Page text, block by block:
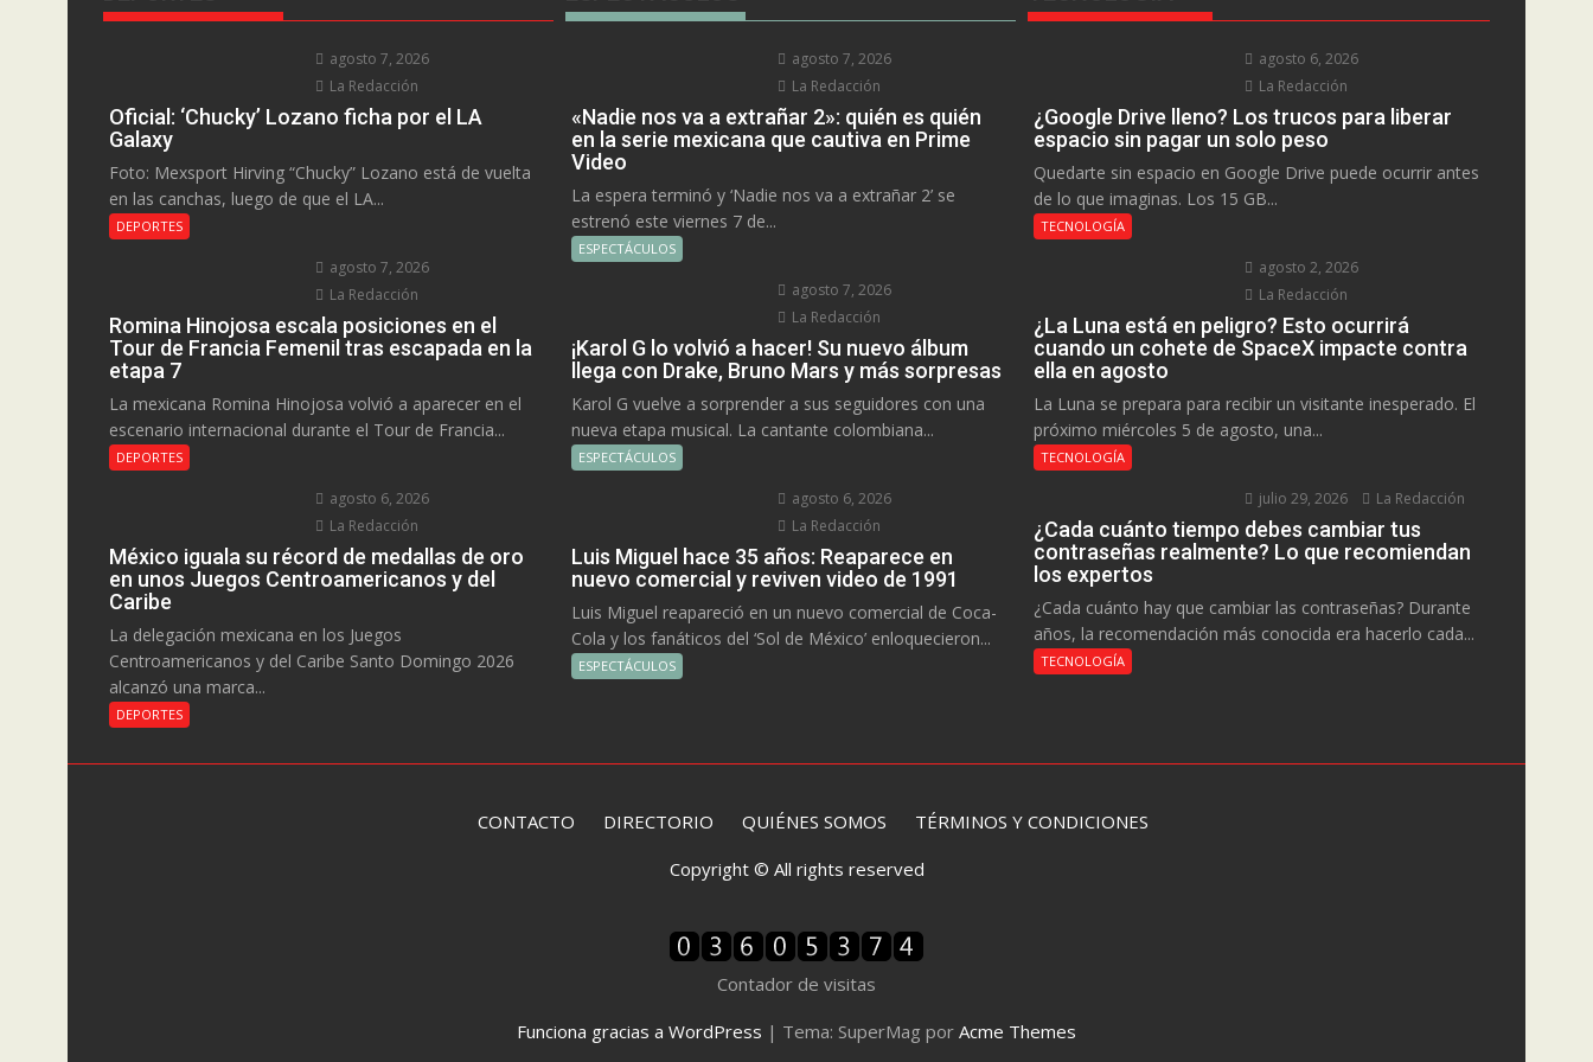
agosto 7, 2026
La Redacción
Oficial: ‘Chucky’ Lozano ficha por el LA
Galaxy
Foto: Mexsport Hirving “Chucky” Lozano está de vuelta
en las canchas, luego de que el LA...
DEPORTES
agosto 7, 2026
La Redacción
Romina Hinojosa escala posiciones en el
Tour de Francia Femenil tras escapada en la
etapa 7
La mexicana Romina Hinojosa volvió a aparecer en el
escenario internacional durante el Tour de Francia...
DEPORTES
agosto 6, 2026
La Redacción
México iguala su récord de medallas de oro
en unos Juegos Centroamericanos y del
Caribe
La delegación mexicana en los Juegos
Centroamericanos y del Caribe Santo Domingo 2026
alcanzó una marca...
DEPORTES
agosto 7, 2026
La Redacción
«Nadie nos va a extrañar 2»: quién es quién
en la serie mexicana que cautiva en Prime
Video
La espera terminó y ‘Nadie nos va a extrañar 2’ se
estrenó este viernes 7 de...
ESPECTÁCULOS
agosto 7, 2026
La Redacción
¡Karol G lo volvió a hacer! Su nuevo álbum
llega con Drake, Bruno Mars y más sorpresas
Karol G vuelve a sorprender a sus seguidores con una
nueva etapa musical. La cantante colombiana...
ESPECTÁCULOS
agosto 6, 2026
La Redacción
Luis Miguel hace 35 años: Reaparece en
nuevo comercial y reviven video de 1991
Luis Miguel reapareció en un nuevo comercial de Coca-
Cola y los fanáticos del ‘Sol de México’ enloquecieron...
ESPECTÁCULOS
agosto 6, 2026
La Redacción
¿Google Drive lleno? Los trucos para liberar
espacio sin pagar un solo peso
Quedarte sin espacio en Google Drive puede ocurrir antes
de lo que imaginas. Los 15 GB...
TECNOLOGÍA
agosto 2, 2026
La Redacción
¿La Luna está en peligro? Esto ocurrirá
cuando un cohete de SpaceX impacte contra
ella en agosto
La Luna se prepara para recibir un visitante inesperado. El
próximo miércoles 5 de agosto, una...
TECNOLOGÍA
julio 29, 2026 La Redacción
¿Cada cuánto tiempo debes cambiar tus
contraseñas realmente? Lo que recomiendan
los expertos
¿Cada cuánto hay que cambiar las contraseñas? Durante
años, la recomendación más conocida era hacerlo cada...
TECNOLOGÍA
CONTACTO DIRECTORIO QUIÉNES SOMOS TÉRMINOS Y CONDICIONES
Copyright © All rights reserved
Contador de visitas
Funciona gracias a WordPress | Tema: SuperMag por Acme Themes